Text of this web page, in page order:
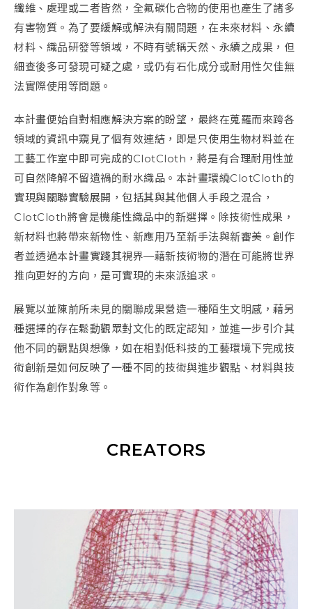
纖維、處理或二者皆然，全氟碳化合物的使用也產生了諸多
有害物質。為了要緩解或解決有關問題，在未來材料、永續
材料、織品研發等領域，不時有號稱天然、永續之成果，但
細查後多可發現可疑之處，或仍有石化成分或耐用性欠佳無
法實際使用等問題。
本計畫便始自對相應解決方案的盼望，最終在蒐羅而來跨各
領域的資訊中窺見了個有效連結，即是只使用生物材料並在
工藝工作室中即可完成的ClotCloth，將是有合理耐用性並
可自然降解不留遺禍的耐水織品。本計畫環繞ClotCloth的
實現與關聯實驗展開，包括其與其他個人手段之混合，
ClotCloth將會是機能性織品中的新選擇。除技術性成果，
新材料也將帶來新物性、新應用乃至新手法與新審美。創作
者並透過本計畫實踐其視界—藉新技術物的潛在可能將世界
推向更好的方向，是可實現的未來派追求。
展覽以並陳前所未見的關聯成果營造一種陌生文明感，藉另
種選擇的存在鬆動觀眾對文化的既定認知，並進一步引介其
他不同的觀點與想像，如在相對低科技的工藝環境下完成技
術創新是如何反映了一種不同的技術與進步觀點、材料與技
術作為創作對象等。
CREATORS